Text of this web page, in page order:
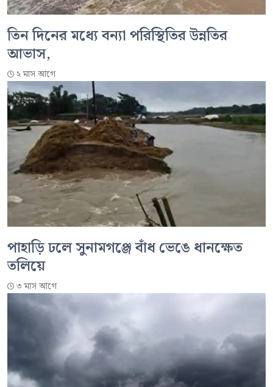
তিন দিনের মধ্যে বন্যা পরিস্থিতির উন্নতির
আভাস,
২ মাস আগে
পাহাড়ি ঢলে সুনামগঞ্জে বাঁধ ভেঙে ধানক্ষেত
তলিয়ে
৩ মাস আগে